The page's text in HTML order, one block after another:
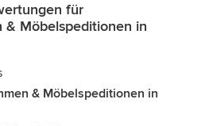
für
& Möbelspeditionen in
& Möbelspeditionen in